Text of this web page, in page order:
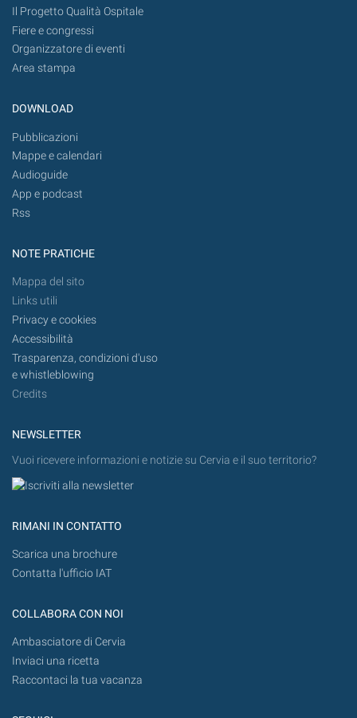
Il Progetto Qualità Ospitale
Fiere e congressi
Organizzatore di eventi
Area stampa
DOWNLOAD
Pubblicazioni
Mappe e calendari
Audioguide
App e podcast
Rss
NOTE PRATICHE
Mappa del sito
Links utili
Privacy e cookies
Accessibilità
Trasparenza, condizioni d'uso
e whistleblowing
Credits
NEWSLETTER
Vuoi ricevere informazioni e notizie su Cervia e il suo territorio?
RIMANI IN CONTATTO
Scarica una brochure
Contatta l'ufficio IAT
COLLABORA CON NOI
Ambasciatore di Cervia
Inviaci una ricetta
Raccontaci la tua vacanza